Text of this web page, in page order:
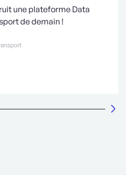
une plateforme Data
de demain !